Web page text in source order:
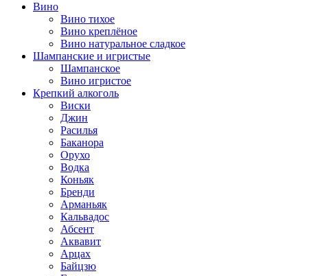
Вино
Вино тихое
Вино креплёное
Вино натуральное сладкое
Шампанские и игристые
Шампанское
Вино игристое
Крепкий алкоголь
Виски
Джин
Расилья
Баканора
Орухо
Водка
Коньяк
Бренди
Арманьяк
Кальвадос
Абсент
Аквавит
Арцах
Байцзю